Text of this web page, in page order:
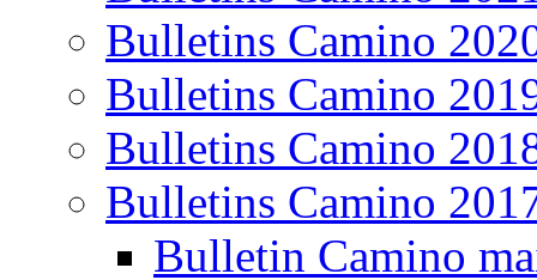
Bulletins Camino
Bulletins Camino
Bulletins Camino
Bulletins Camino
Bulletin Camino